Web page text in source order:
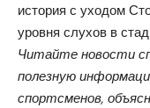
история с уходом
уровня слухов в
Читайте новости
полезную
спортсменов,